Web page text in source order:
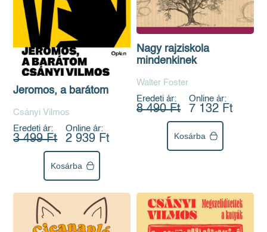
Jeromos, a barátom
Csányi Vilmos
Eredeti ár:
3 499 Ft
Online ár:
2 939 Ft
Kosárba
Nagy rajziskola
mindenkinek
Walter Foster
Eredeti ár:
8 490 Ft
Online ár:
7 132 Ft
Kosárba